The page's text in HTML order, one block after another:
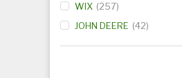
WIX
257
JOHN DEERE
42